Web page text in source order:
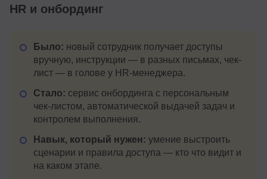
HR и онбординг
Было: новый сотрудник получает доступы
вручную, инструкции — в разных письмах, чек-
лист — в голове у HR-менеджера.
Стало: сервис онбординга с персональным
чек-листом, автоматической выдачей задач и
контролем выполнения.
Навык, который нужен: умение выстроить
сценарии и правила доступа — кто что видит и
на каком этапе.